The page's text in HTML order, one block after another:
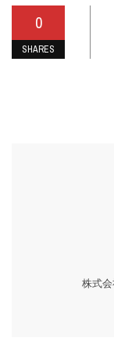
0
SHARES
株式